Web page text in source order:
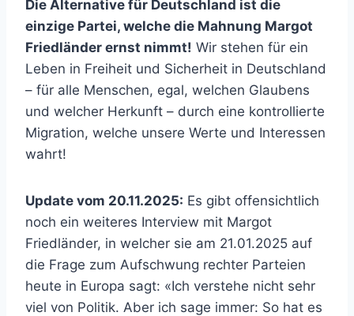
Die Alternative für Deutschland ist die
einzige Partei, welche die Mahnung Margot
Friedländer ernst nimmt! Wir stehen für ein
Leben in Freiheit und Sicherheit in Deutschland
– für alle Menschen, egal, welchen Glaubens
und welcher Herkunft – durch eine kontrollierte
Migration, welche unsere Werte und Interessen
wahrt!
Update vom 20.11.2025: Es gibt offensichtlich
noch ein weiteres Interview mit Margot
Friedländer, in welcher sie am 21.01.2025 auf
die Frage zum Aufschwung rechter Parteien
heute in Europa sagt: «Ich verstehe nicht sehr
viel von Politik. Aber ich sage immer: So hat es